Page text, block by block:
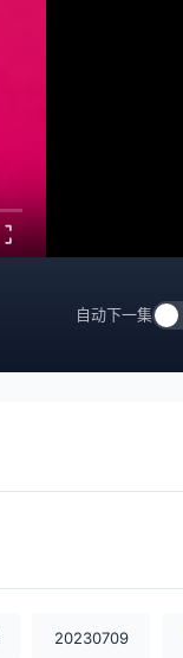
20231109
自动下一集
20230709